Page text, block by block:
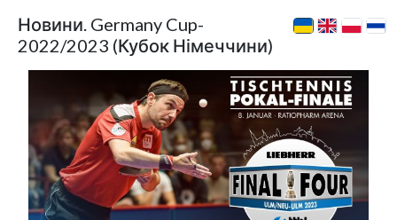
Новини. Germany Cup-
2022/2023 (Кубок Німеччини)